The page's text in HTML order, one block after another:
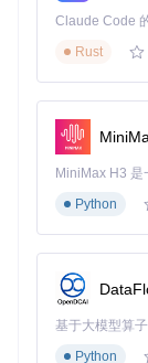
Rust
Python
基于大模型算
Python